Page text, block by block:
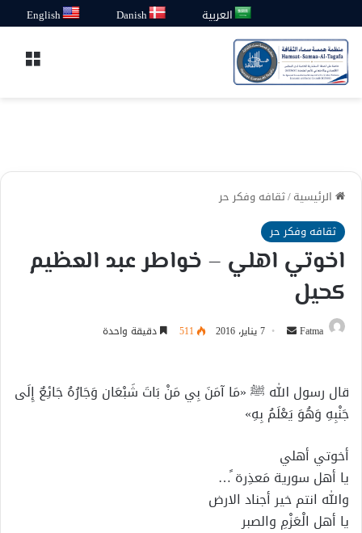
العربية Danish
English
الرئيسية/ثقافه وفكر حر
ثقافه وفكر حر
اخوتي اهلي – خواطر عبد العظيم
كحيل
Fatma
أرسل 7 يناير، 2016 511 دقيقة واحدة
قال رسول الله ﷺ «مَا آمَنَ بِي مَنْ بَاتَ شَبْعَان وَجَارُهُ جَائِعٌ إِلَى
جَنْبِهِ وَهُوَ يَعْلَمُ بِهِ»
أخوتي أهلي
يا أهل سورية مَعذِرة ً…
والله انتم خير أجناد الارض
يا أهل الْعَزْمِ والصبر